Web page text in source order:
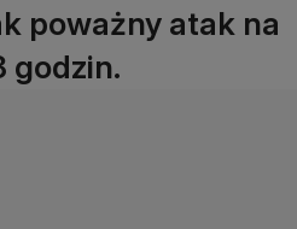
poważny atak na
godzin.